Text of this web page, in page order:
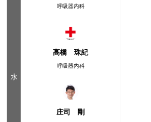
水
呼吸器内科
高橋 珠紀
呼吸器内科
庄司 剛